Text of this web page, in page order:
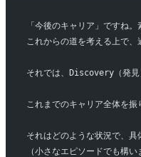
「今後のキャリア」ですね。
これからの道を考える上で
それでは、Discovery（発見
これまでのキャリア全体を
それはどのような状況で、具
（小さなエピソードでも構